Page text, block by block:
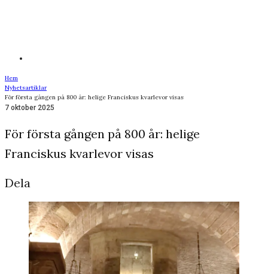
Hem
Nyhetsartiklar
För första gången på 800 år: helige Franciskus kvarlevor visas
7 oktober 2025
För första gången på 800 år: helige
Franciskus kvarlevor visas
Dela